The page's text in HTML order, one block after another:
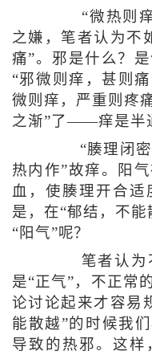
“微热则痒
之嫌，笔者认为不
痛”。邪是什么？
“邪微则痒，甚则
微则痒，严重则疼
之渐”了——痒是半
“腠理闭密
热内作”故痒。阳
血，使腠理开合适
是，在“郁结，不
“阳气”呢？
笔者认为
是“正气”，不正常
论讨论起来才容易
能散越”的时候我
导致的热邪。这样